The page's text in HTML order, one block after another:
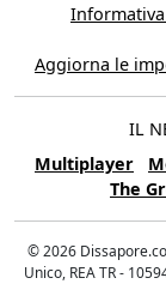
Aggiorna le
IL
Multiplayer
The
© 2026
Unico, REA TR -